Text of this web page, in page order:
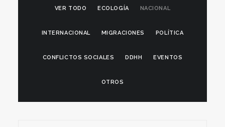
VER TODO ECOLOGÍA NACIONAL
INTERNACIONAL MIGRACIONES POLÍTICA
CONFLICTOS SOCIALES DDHH EVENTOS
OTROS